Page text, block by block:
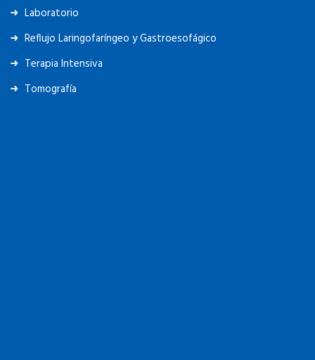
Laboratorio
Reflujo Laringofaríngeo y Gastroesofágico
Terapia Intensiva
Tomografía